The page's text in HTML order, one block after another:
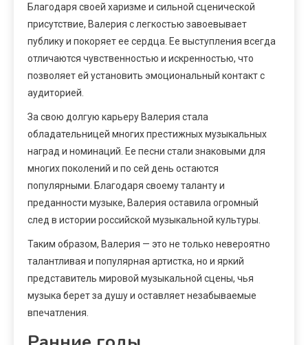
Благодаря своей харизме и сильной сценической
присутствие, Валерия с легкостью завоевывает
публику и покоряет ее сердца. Ее выступления всегда
отличаются чувственностью и искренностью, что
позволяет ей установить эмоциональный контакт с
аудиторией.
За свою долгую карьеру Валерия стала
обладательницей многих престижных музыкальных
наград и номинаций. Ее песни стали знаковыми для
многих поколений и по сей день остаются
популярными. Благодаря своему таланту и
преданности музыке, Валерия оставила огромный
след в истории российской музыкальной культуры.
Таким образом, Валерия — это не только невероятно
талантливая и популярная артистка, но и яркий
представитель мировой музыкальной сцены, чья
музыка берет за душу и оставляет незабываемые
впечатления.